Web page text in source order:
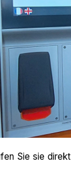
Sie sie